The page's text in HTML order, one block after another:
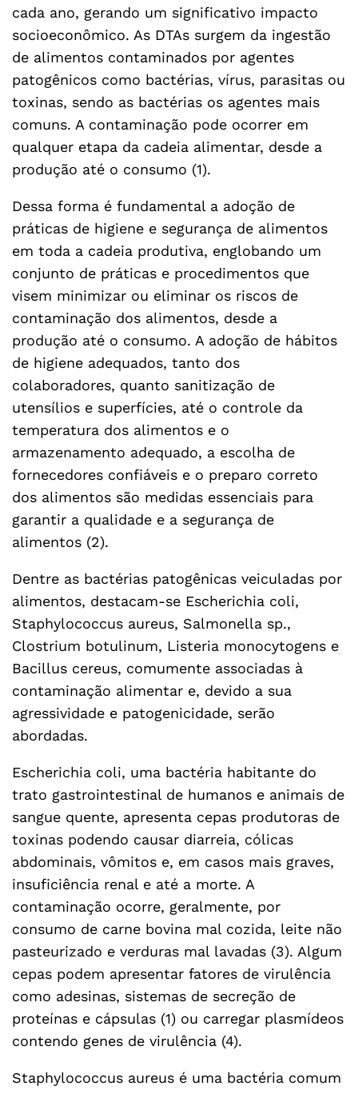
cada ano, gerando um significativo impacto
socioeconômico. As DTAs surgem da ingestão
de alimentos contaminados por agentes
patogênicos como bactérias, vírus, parasitas ou
toxinas, sendo as bactérias os agentes mais
comuns. A contaminação pode ocorrer em
qualquer etapa da cadeia alimentar, desde a
produção até o consumo (1).
Dessa forma é fundamental a adoção de
práticas de higiene e segurança de alimentos
em toda a cadeia produtiva, englobando um
conjunto de práticas e procedimentos que
visem minimizar ou eliminar os riscos de
contaminação dos alimentos, desde a
produção até o consumo. A adoção de hábitos
de higiene adequados, tanto dos
colaboradores, quanto sanitização de
utensílios e superfícies, até o controle da
temperatura dos alimentos e o
armazenamento adequado, a escolha de
fornecedores confiáveis e o preparo correto
dos alimentos são medidas essenciais para
garantir a qualidade e a segurança de
alimentos (2).
Dentre as bactérias patogênicas veiculadas por
alimentos, destacam-se Escherichia coli,
Staphylococcus aureus, Salmonella sp.,
Clostrium botulinum, Listeria monocytogens e
Bacillus cereus, comumente associadas à
contaminação alimentar e, devido a sua
agressividade e patogenicidade, serão
abordadas.
Escherichia coli, uma bactéria habitante do
trato gastrointestinal de humanos e animais de
sangue quente, apresenta cepas produtoras de
toxinas podendo causar diarreia, cólicas
abdominais, vômitos e, em casos mais graves,
insuficiência renal e até a morte. A
contaminação ocorre, geralmente, por
consumo de carne bovina mal cozida, leite não
pasteurizado e verduras mal lavadas (3). Algum
cepas podem apresentar fatores de virulência
como adesinas, sistemas de secreção de
proteínas e cápsulas (1) ou carregar plasmídeos
contendo genes de virulência (4).
Staphylococcus aureus é uma bactéria comum